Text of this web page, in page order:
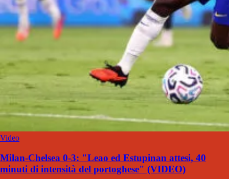
Video
Milan-Chelsea 0-3: "Leao ed Estupinan attesi, 40
minuti di intensità del portoghese" (VIDEO)